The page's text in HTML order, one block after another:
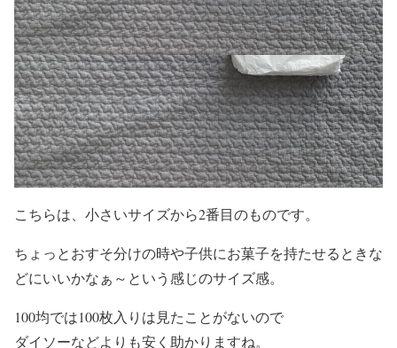
こちらは、小さいサイズから2番目のものです。
ちょっとおすそ分けの時や子供にお菓子を持たせるときな
どにいいかなぁ～という感じのサイズ感。
100均では100枚入りは見たことがないので
ダイソーなどよりも安く助かりますね。